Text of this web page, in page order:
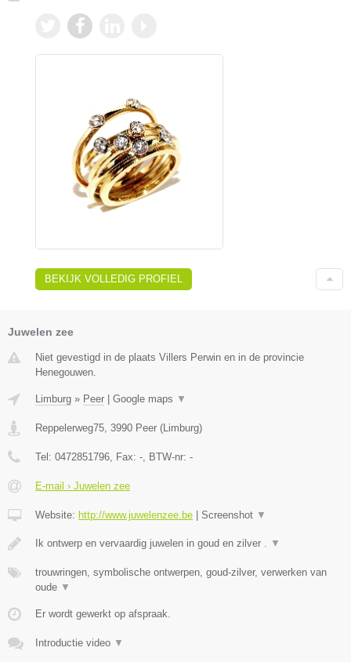
BEKIJK VOLLEDIG PROFIEL
Juwelen zee
Niet gevestigd in de plaats Villers Perwin en in de provincie
Henegouwen.
Limburg » Peer Google maps ▼
Reppelerweg75, 3990 Peer (Limburg)
Tel: 0472851796, Fax: -, BTW-nr: -
E-mail › Juwelen zee
Website: http://www.juwelenzee.be Screenshot ▼
Ik ontwerp en vervaardig juwelen in goud en zilver . ▼
trouwringen, symbolische ontwerpen, goud-zilver, verwerken van
oude ▼
Er wordt gewerkt op afspraak.
Introductie video ▼